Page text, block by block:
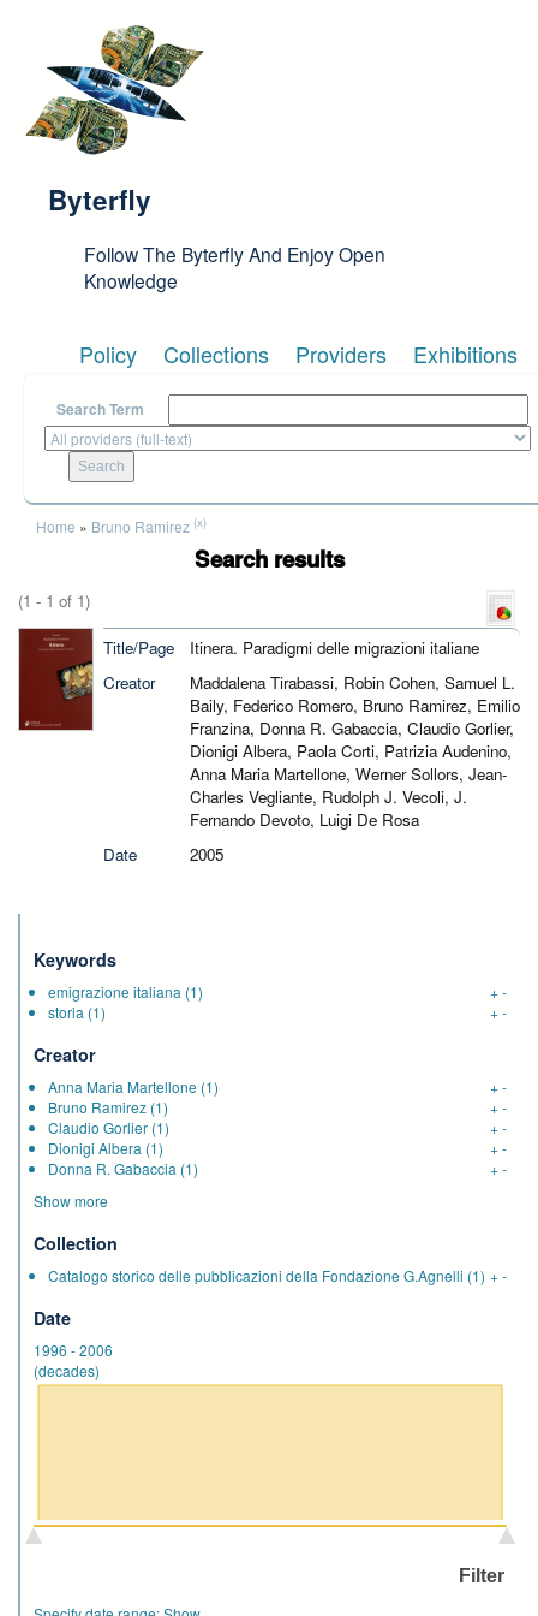
Byterfly
Follow The Byterfly And Enjoy Open
Knowledge
Policy Collections Providers Exhibitions
Search Term
You are here
Home » Bruno Ramirez (x)
Search results
(1 - 1 of 1)
Title/Page
Itinera. Paradigmi delle migrazioni italiane
Creator
Maddalena Tirabassi, Robin Cohen, Samuel L.
Baily, Federico Romero, Bruno Ramirez, Emilio
Franzina, Donna R. Gabaccia, Claudio Gorlier,
Dionigi Albera, Paola Corti, Patrizia Audenino,
Anna Maria Martellone, Werner Sollors, Jean-
Charles Vegliante, Rudolph J. Vecoli, J.
Fernando Devoto, Luigi De Rosa
Date
2005
Keywords
emigrazione italiana (1) +-
storia (1) +-
Creator
Anna Maria Martellone (1) +-
Bruno Ramirez (1) +-
Claudio Gorlier (1) +-
Dionigi Albera (1) +-
Donna R. Gabaccia (1) +-
Show more
Collection
Catalogo storico delle pubblicazioni della Fondazione G.Agnelli (1) +-
Date
1996 -2006
(decades)